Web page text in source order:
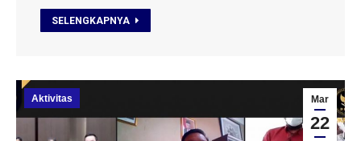
SELENGKAPNYA
Mar
22
Aktivitas